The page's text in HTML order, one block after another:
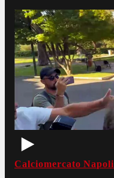
Calciomercato Napoli